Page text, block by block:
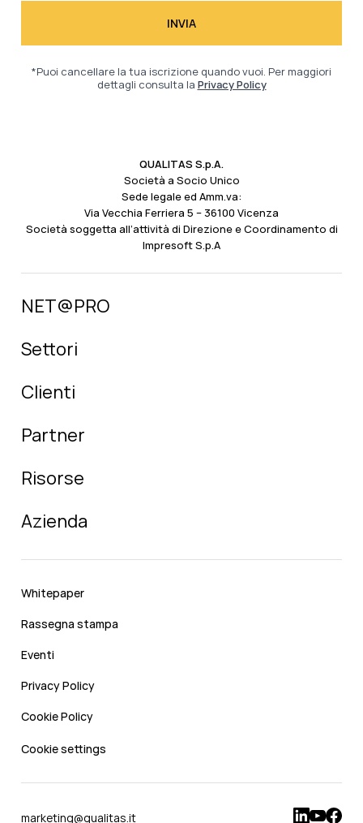
*Puoi cancellare la tua iscrizione quando vuoi. Per maggiori
dettagli consulta la Privacy Policy
QUALITAS S.p.A.
Società a Socio Unico
Sede legale ed Amm.va:
Via Vecchia Ferriera 5 – 36100 Vicenza
Società soggetta all’attività di Direzione e Coordinamento di
Impresoft S.p.A
NET@PRO
Settori
Clienti
Partner
Risorse
Azienda
Whitepaper
Rassegna stampa
Eventi
Privacy Policy
Cookie Policy
Cookie settings
marketing@qualitas.it